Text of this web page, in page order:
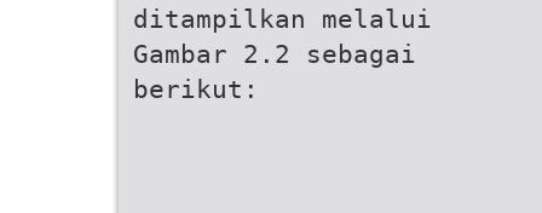
ditampilkan melalui
Gambar 2.2 sebagai
berikut: